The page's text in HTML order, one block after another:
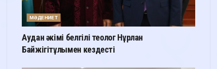
МӘДЕНИЕТ
Аудан әкімі белгілі теолог Нұрлан
Байжігітұлымен кездесті